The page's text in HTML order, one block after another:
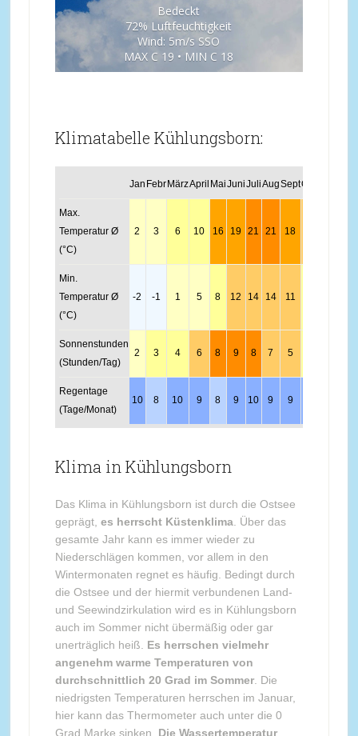
Bedeckt
72% Luftfeuchtigkeit
Wind: 5m/s SSO
MAX C 19 • MIN C 18
Klimatabelle Kühlungsborn:
Jan Febr MärzApril MaiJuniJuliAugSeptOkt
Max.
Temperatur Ø
(°C)
2 3 6 10 16 19 21 21 18
Min.
Temperatur Ø
(°C)
-2 -1 1 5 8 12 14 14 11
Sonnenstunden
(Stunden/Tag)
2 3 4 6 8 9 8 7 5
Regentage
(Tage/Monat)
10 8 10 9 8 9 10 9 9
Klima in Kühlungsborn
Das Klima in Kühlungsborn ist durch die Ostsee
geprägt, es herrscht Küstenklima. Über das
gesamte Jahr kann es immer wieder zu
Niederschlägen kommen, vor allem in den
Wintermonaten regnet es häufig. Bedingt durch
die Ostsee und der hiermit verbundenen Land-
und Seewindzirkulation wird es in Kühlungsborn
auch im Sommer nicht übermäßig oder gar
unerträglich heiß. Es herrschen vielmehr
angenehm warme Temperaturen von
durchschnittlich 20 Grad im Sommer. Die
niedrigsten Temperaturen herrschen im Januar,
hier kann das Thermometer auch unter die 0
Grad Marke sinken. Die Wassertemperatur